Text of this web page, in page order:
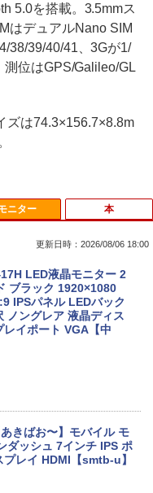
5.0を搭載。3.5mmス
はデュアルNano SIM
38/39/40/41、3Gが1/
位はGPS/Galileo/GL
は74.3×156.7×8.8m
品 ノートパソコン セ
マウスセッ
N3350/J3355 メモ
256GB/512G
ラップトップ
ンク Win11 Pro カメラ i
G83/FU 8GBメモ
インチ 軽量ノートパ
win11pro 初
】中古 DELL O
D10U Core i5 8400
モリ8GB SSD256GB
1年保証 レビュー特
Bランク パソコン デス
デル 中古パソコン 中
イント】HP EliteDesk
第6世代 Corei7-6700
DVDマルチドライブ
ニター
更新日時：2026/08/06 18:00
LED液晶モニター 2
ブラック 1920×1080
IPSパネル LEDバック
ノングレア 液晶ディス
レイポート VGA【中
きばお〜】モバイル モ
ダッシュ 7インチ IPS ポ
レイ HDMI【smtb-u】
本